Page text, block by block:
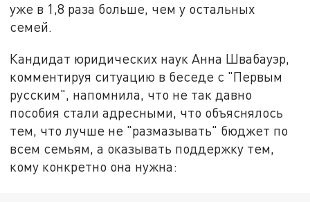
уже в 1,8 раза больше, чем у остальных
семей.
Кандидат юридических наук Анна Швабауэр,
комментируя ситуацию в беседе с "Первым
русским", напомнила, что не так давно
пособия стали адресными, что объяснялось
тем, что лучше не "размазывать" бюджет по
всем семьям, а оказывать поддержку тем,
кому конкретно она нужна: